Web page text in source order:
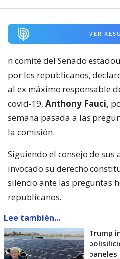
VER
n comité del Senado
por los republicanos,
al ex máximo responsable
covid-19, Anthony Fauci,
semana pasada a las
la comisión.
Siguiendo el consejo de sus
invocado su derecho
silencio ante las preguntas
republicanos.
Lee también...
Trump